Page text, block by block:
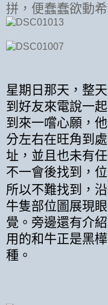
拼，便蠢蠢欲動希
星期日那天，整
到好友來電說一
到來一嚐心願，
分左右在旺角到
址，並且也未有
不一會後找到，
所以不難找到，
牛隻部位圖展現
覺。旁邊還有介
用的和牛正是黑
種。